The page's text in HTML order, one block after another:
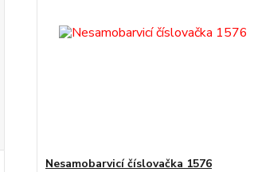
Nesamobarvicí číslovačka 1576